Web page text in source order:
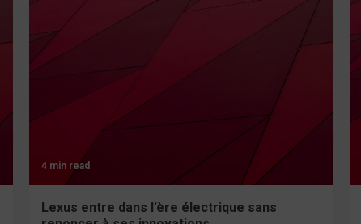
4 min read
Lexus entre dans l’ère électrique sans